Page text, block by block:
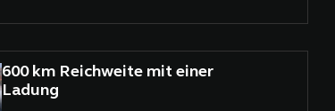
Tiefkühlaufbau samt dauerhaft
die genug Saft für 540 Kilowattstunden
liefern. Willkommen in der Zukunft – die
schon in Österreich angekommen ist.
600 km Reichweite mit einer
Ladung